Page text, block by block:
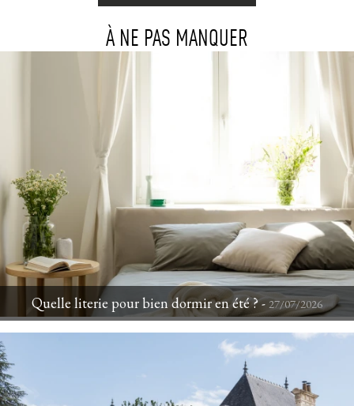
À NE PAS MANQUER
Quelle literie pour bien dormir en été ? - 27/07/2026